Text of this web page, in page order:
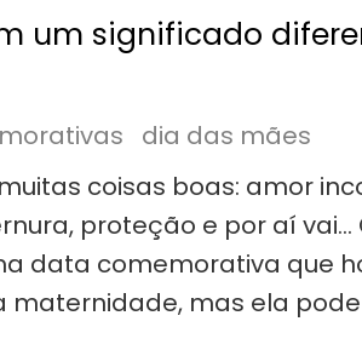
um significado
dia das mães
coisas boas: amor
proteção e por aí vai…
data comemorativa que
mas ela